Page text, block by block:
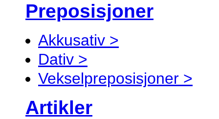
Preposisjoner
Akkusativ >
Dativ >
Vekselpreposisjoner >
Artikler